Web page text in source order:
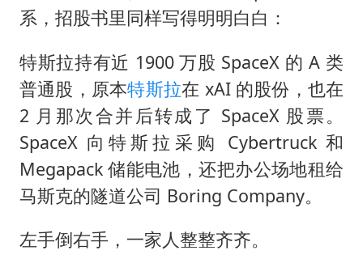
系，招股书里同样写得明明白白：
特斯拉持有近 1900 万股 SpaceX 的 A 类
普通股，原本特斯拉在 xAI 的股份，也在
2 月那次合并后转成了 SpaceX 股票。
SpaceX 向特斯拉采购 Cybertruck 和
Megapack 储能电池，还把办公场地租给
马斯克的隧道公司 Boring Company。
左手倒右手，一家人整整齐齐。